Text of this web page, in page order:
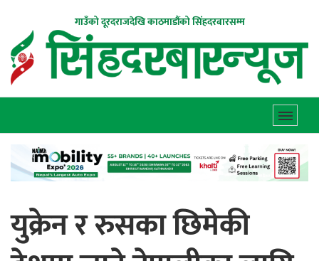
गाउँको दूरदराजदेखि काठमाडौंको सिंहदरबारसम्म
युक्रेन र रुसका छिमेकी